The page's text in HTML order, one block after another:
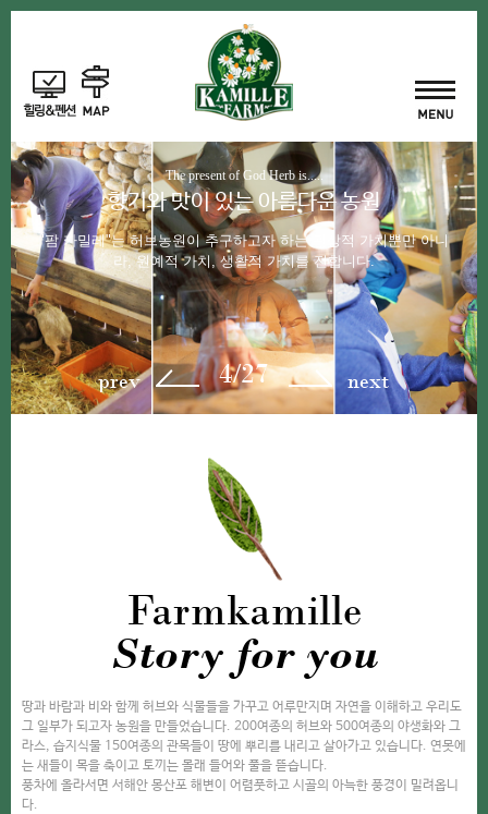
The present of God Herb is.....
향기와 맛이 있는 아름다운 농원
"팜 카밀레"는 허브농원이 추구하고자 하는 관상적 가치뿐만 아니
라, 원예적 가치, 생활적 가치를 전합니다.
prev 4/27 next
Farmkamille
Story for you
땅과 바람과 비와 함께 허브와 식물들을 가꾸고 어루만지며 자연을 이해하고 우리도
그 일부가 되고자 농원을 만들었습니다. 200여종의 허브와 500여종의 야생화와 그
라스, 습지식물 150여종의 관목들이 땅에 뿌리를 내리고 살아가고 있습니다. 연못에
는 새들이 목을 축이고 토끼는 몰래 들어와 풀을 뜯습니다.
풍차에 올라서면 서해안 몽산포 해변이 어렴풋하고 시골의 아늑한 풍경이 밀려옵니
다.